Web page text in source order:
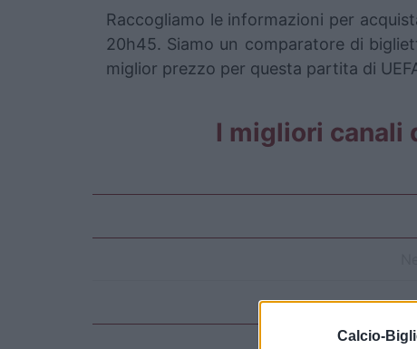
Calcio-
Raccogliamo le informazioni per
20h45. Siamo un comparatore di
miglior prezzo per questa partita di
I migliori canali